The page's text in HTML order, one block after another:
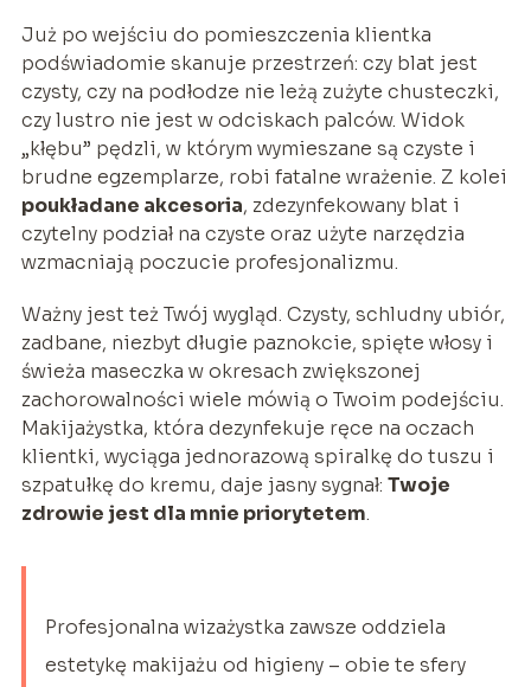
Już po wejściu do pomieszczenia klientka
podświadomie skanuje przestrzeń: czy blat jest
czysty, czy na podłodze nie leżą zużyte chusteczki,
czy lustro nie jest w odciskach palców. Widok
„kłębu” pędzli, w którym wymieszane są czyste i
brudne egzemplarze, robi fatalne wrażenie. Z kolei
poukładane akcesoria, zdezynfekowany blat i
czytelny podział na czyste oraz użyte narzędzia
wzmacniają poczucie profesjonalizmu.
Ważny jest też Twój wygląd. Czysty, schludny ubiór,
zadbane, niezbyt długie paznokcie, spięte włosy i
świeża maseczka w okresach zwiększonej
zachorowalności wiele mówią o Twoim podejściu.
Makijażystka, która dezynfekuje ręce na oczach
klientki, wyciąga jednorazową spiralkę do tuszu i
szpatułkę do kremu, daje jasny sygnał: Twoje
zdrowie jest dla mnie priorytetem.
Profesjonalna wizażystka zawsze oddziela
estetykę makijażu od higieny – obie te sfery